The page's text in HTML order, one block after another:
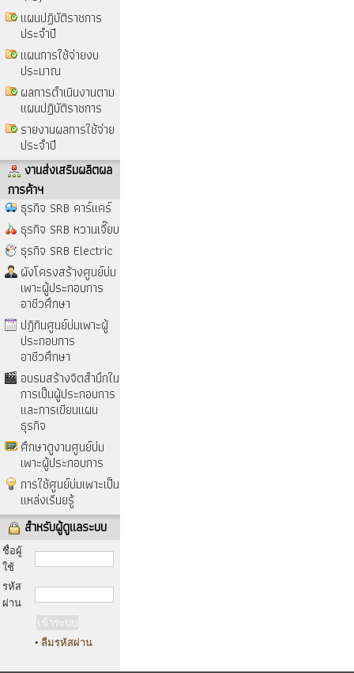
แผนปฏิบัติราชการ
ประจำปี
แผนการใช้จ่ายงบ
ประมาณ
ผลการดำเนินงานตาม
แผนปฏิบัติราชการ
รายงานผลการใช้จ่าย
ประจำปี
งานส่งเสริมผลิตผล
การค้าฯ
ธุรกิจ SRB คาร์แคร์
ธุรกิจ SRB หวานเจี๊ยบ
ธุรกิจ SRB Electric
ผังโครงสร้างศูนย์บ่ม
เพาะผู้ประกอบการ
อาชีวศึกษา
ปฎิทินศูนย์บ่มเพาะผู้
ประกอบการ
อาชีวศึกษา
อบรมสร้างจิตสำนึกใน
การเป็นผู้ประกอบการ
และการเขียนแผน
ธุรกิจ
ศึกษาดูงานศูนย์บ่ม
เพาะผู้ประกอบการ
การใช้ศูนย์บ่มเพาะเป็น
แหล่งเรีนยรู้
สำหรับผู้ดูแลระบบ
ชื่อผู้
ใช้
รหัส
ผ่าน
• ลืมรหัสผ่าน